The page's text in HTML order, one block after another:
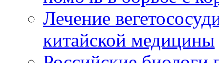
Лечение
китайской медицины